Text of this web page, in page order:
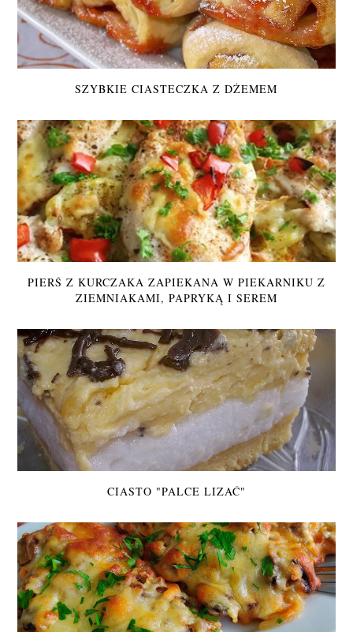
SZYBKIE CIASTECZKA Z DŻEMEM
PIERŚ Z KURCZAKA ZAPIEKANA W PIEKARNIKU Z
ZIEMNIAKAMI, PAPRYKĄ I SEREM
CIASTO "PALCE LIZAĆ"